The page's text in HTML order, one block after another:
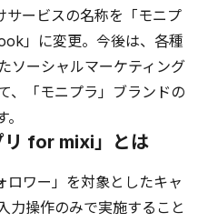
ービスの名称を「モニプ
」に変更。今後は、各種
ソーシャルマーケティング
、「モニプラ」ブランドの
リ for mixi」とは
ロワー」を対象としたキャ
力操作のみで実施すること